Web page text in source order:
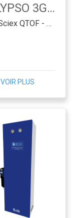
CALYPSO 3G.SC
Pour Sciex QTOF - PSA
VOIR PLUS